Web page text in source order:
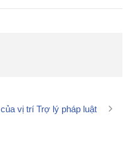
vị trí Trợ lý pháp luật